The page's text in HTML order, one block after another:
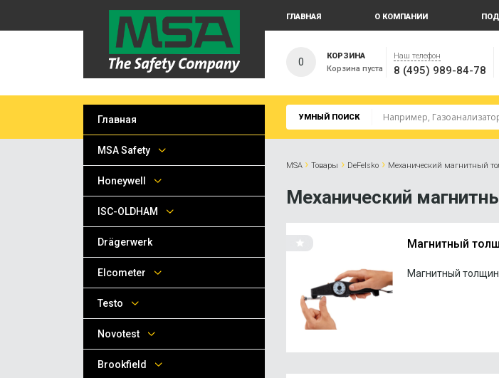
ГЛАВНАЯ О КОМПАНИИ
0
КОРЗИНА
Корзина пуста
Наш телефон
8 (495) 989-84-78
УМНЫЙ ПОИСК
MSA › Товары › DeFelsko › Механический магнитный
Механический
Магнитный
Магнитный
Главная
MSA Safety
Honeywell
ISC-OLDHAM
Drägerwerk
Elcometer
Testo
Novotest
Brookfield